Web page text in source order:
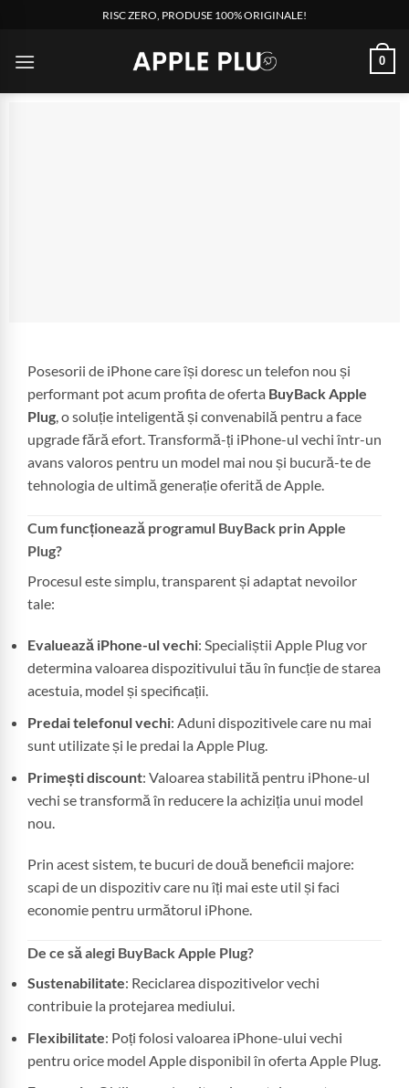
RISC ZERO, PRODUSE 100% ORIGINALE!
0
Posesorii de iPhone care își doresc un telefon nou și
performant pot acum profita de oferta BuyBack Apple
Plug, o soluție inteligentă și convenabilă pentru a face
upgrade fără efort. Transformă-ți iPhone-ul vechi într-un
avans valoros pentru un model mai nou și bucură-te de
tehnologia de ultimă generație oferită de Apple.
Cum funcționează programul BuyBack prin Apple
Plug?
Procesul este simplu, transparent și adaptat nevoilor
tale:
Evaluează iPhone-ul vechi: Specialiștii Apple Plug vor
determina valoarea dispozitivului tău în funcție de starea
acestuia, model și specificații.
Predai telefonul vechi: Aduni dispozitivele care nu mai
sunt utilizate și le predai la Apple Plug.
Primești discount: Valoarea stabilită pentru iPhone-ul
vechi se transformă în reducere la achiziția unui model
nou.
Prin acest sistem, te bucuri de două beneficii majore:
scapi de un dispozitiv care nu îți mai este util și faci
economie pentru următorul iPhone.
De ce să alegi BuyBack Apple Plug?
Sustenabilitate: Reciclarea dispozitivelor vechi
contribuie la protejarea mediului.
Flexibilitate: Poți folosi valoarea iPhone-ului vechi
pentru orice model Apple disponibil în oferta Apple Plug.